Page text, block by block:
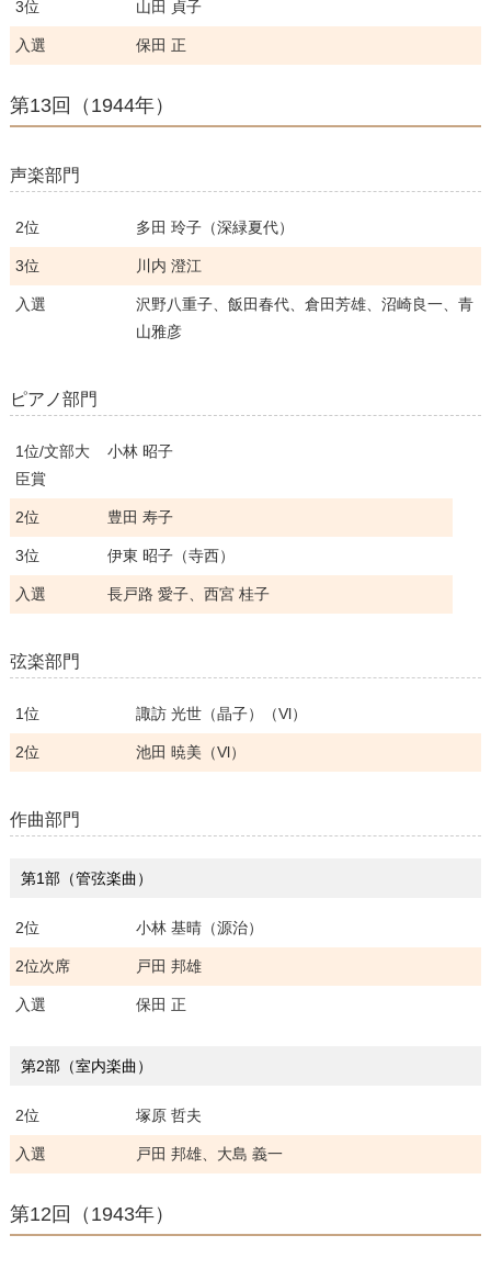
3位 山田 貞子
入選 保田 正
第13回（1944年）
声楽部門
2位 多田 玲子（深緑夏代）
3位 川内 澄江
入選
沢野八重子、飯田春代、倉田芳雄、沼崎良一、青
山雅彦
ピアノ部門
1位/文部大
臣賞
小林 昭子
2位 豊田 寿子
3位 伊東 昭子（寺西）
入選 長戸路 愛子、西宮 桂子
弦楽部門
1位 諏訪 光世（晶子）（Vl）
2位 池田 暁美（Vl）
作曲部門
第1部（管弦楽曲）
2位 小林 基晴（源治）
2位次席 戸田 邦雄
入選 保田 正
第2部（室内楽曲）
2位 塚原 哲夫
入選 戸田 邦雄、大島 義一
第12回（1943年）